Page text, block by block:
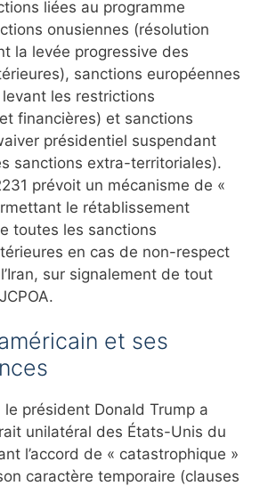
liées au programme
onusiennes (résolution
la levée progressive des
sanctions européennes
les restrictions
financières) et sanctions
présidentiel suspendant
sanctions extra-territoriales).
prévoit un mécanisme de «
le rétablissement
toutes les sanctions
en cas de non-respect
sur signalement de tout
et ses
le président Donald Trump a
unilatéral des États-Unis du
l’accord de « catastrophique »
caractère temporaire (clauses